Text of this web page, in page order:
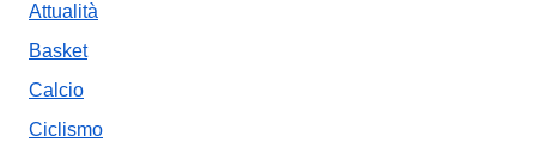
Attualità
Basket
Calcio
Ciclismo